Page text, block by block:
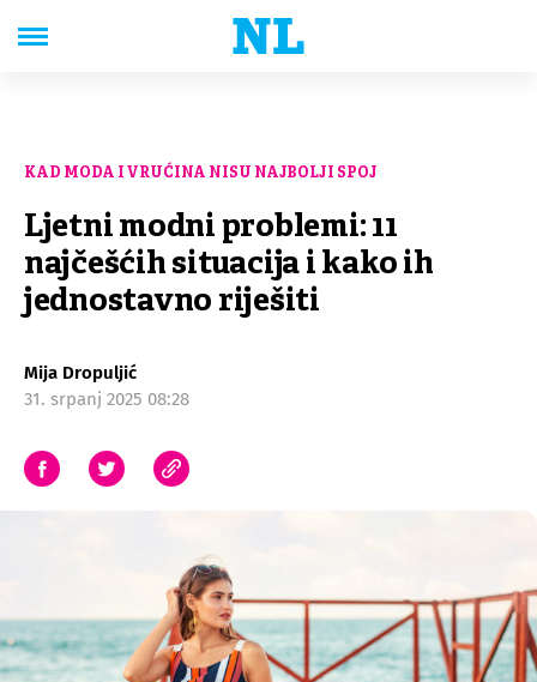
KAD MODA I VRUĆINA NISU NAJBOLJI SPOJ
Ljetni modni problemi: 11
najčešćih situacija i kako ih
jednostavno riješiti
Mija Dropuljić
31. srpanj 2025 08:28